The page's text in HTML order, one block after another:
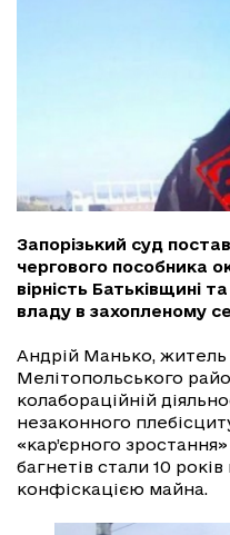
Запорізький суд
чергового пособника
вірність Батьківщині
владу в захопленому
Андрій Манько,
Мелітопольського
колабораційній
незаконного
«кар’єрного
багнетів стали 10
конфіскацією майна.